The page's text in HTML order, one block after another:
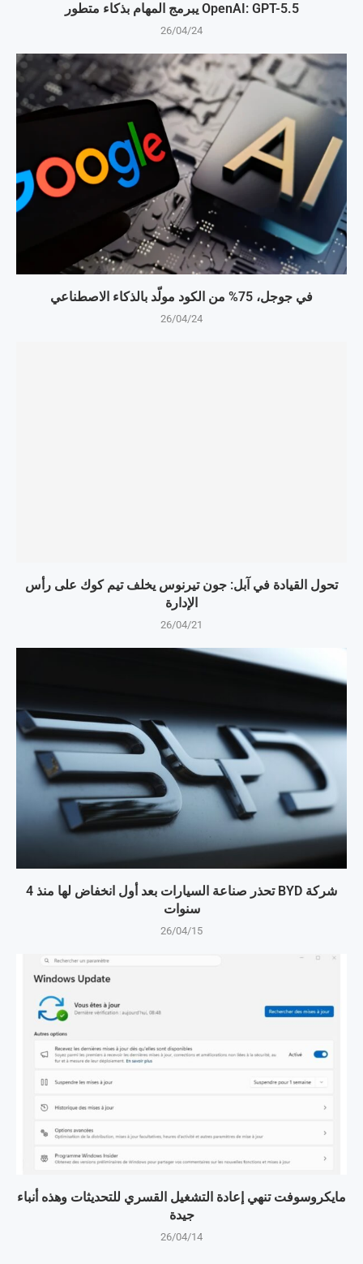
OpenAI: GPT-5.5 يبرمج المهام بذكاء متطور
26/04/24
في جوجل، 75% من الكود مولّد بالذكاء الاصطناعي
26/04/24
تحول القيادة في آبل: جون تيرنوس يخلف تيم كوك على رأس
الإدارة
26/04/21
شركة BYD تحذر صناعة السيارات بعد أول انخفاض لها منذ 4
سنوات
26/04/15
مايكروسوفت تنهي إعادة التشغيل القسري للتحديثات وهذه أنباء
جيدة
26/04/14